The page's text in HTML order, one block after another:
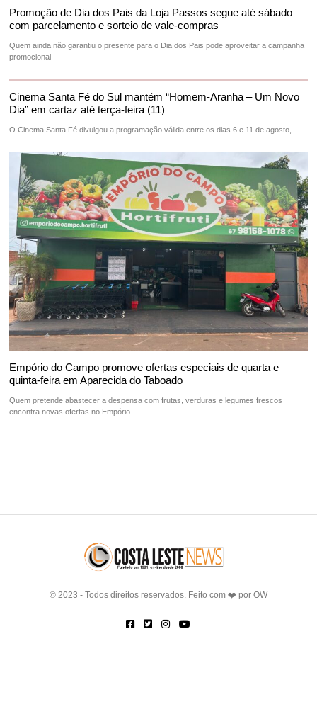
Promoção de Dia dos Pais da Loja Passos segue até sábado
com parcelamento e sorteio de vale-compras
Quem ainda não garantiu o presente para o Dia dos Pais pode aproveitar a campanha
promocional
Cinema Santa Fé do Sul mantém “Homem-Aranha – Um Novo
Dia” em cartaz até terça-feira (11)
O Cinema Santa Fé divulgou a programação válida entre os dias 6 e 11 de agosto,
Empório do Campo promove ofertas especiais de quarta e
quinta-feira em Aparecida do Taboado
Quem pretende abastecer a despensa com frutas, verduras e legumes frescos
encontra novas ofertas no Empório
© 2023 - Todos direitos reservados. Feito com ❤️ por OW